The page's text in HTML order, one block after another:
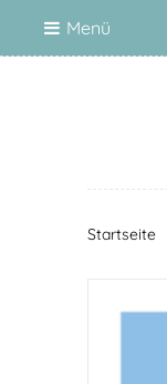
Menü
Startseite